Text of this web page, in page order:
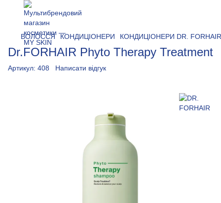
ВОЛОССЯ КОНДИЦІОНЕРИ КОНДИЦІОНЕРИ DR. FORHAIR
Dr.FORHAIR Phyto Therapy Treatment
Артикул: 408 Написати відгук